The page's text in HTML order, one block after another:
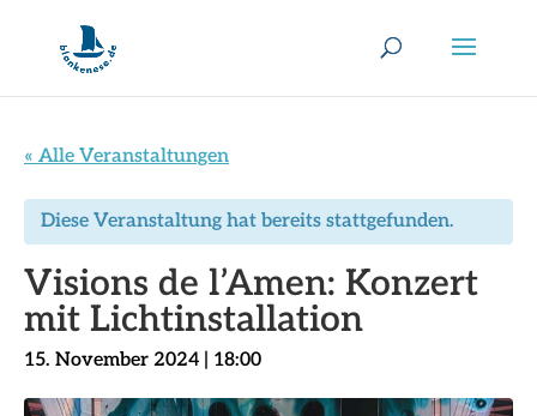
« Alle Veranstaltungen
Diese Veranstaltung hat bereits stattgefunden.
Visions de l’Amen: Konzert
mit Lichtinstallation
15. November 2024 | 18:00